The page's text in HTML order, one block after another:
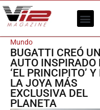
Mundo
BUGATTI CREÓ UN
AUTO INSPIRADO
‘EL PRINCIPITO’ Y
LA JOYA MÁS
EXCLUSIVA DEL
PLANETA